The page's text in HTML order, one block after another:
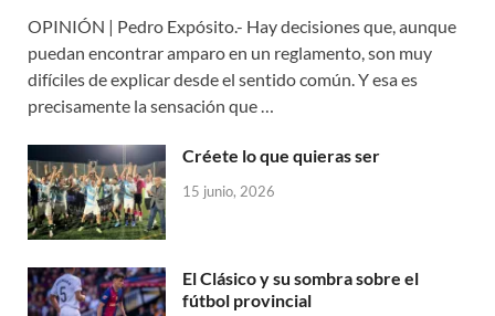
OPINIÓN | Pedro Expósito.- Hay decisiones que, aunque
puedan encontrar amparo en un reglamento, son muy
difíciles de explicar desde el sentido común. Y esa es
precisamente la sensación que …
Créete lo que quieras ser
15 junio, 2026
El Clásico y su sombra sobre el
fútbol provincial